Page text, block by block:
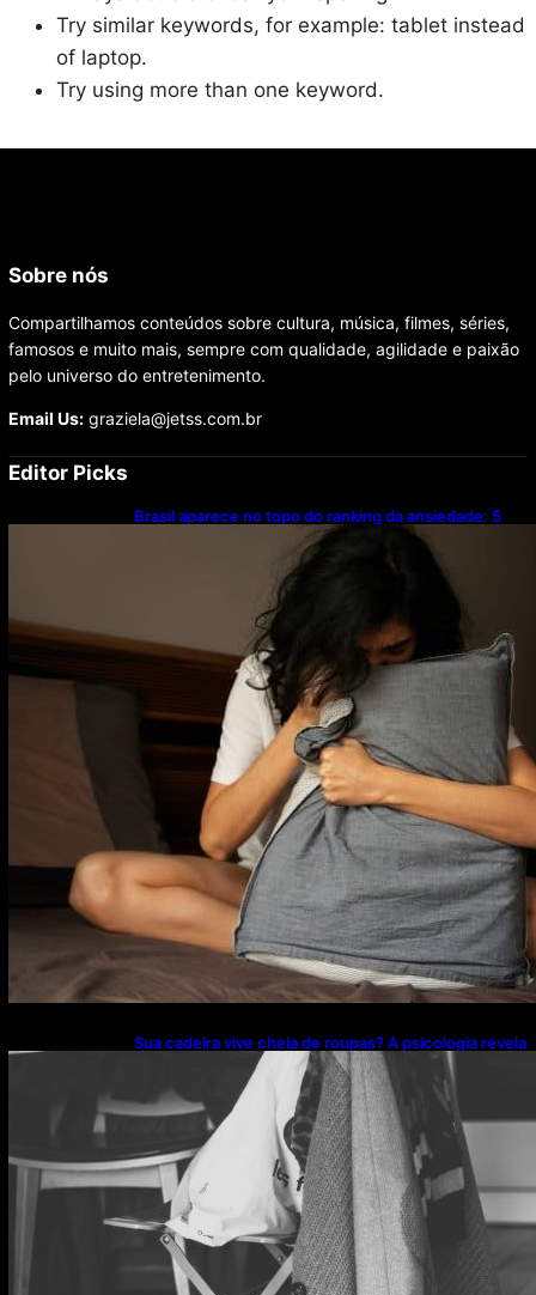
Try similar keywords, for example: tablet instead
of laptop.
Try using more than one keyword.
Sobre nós
Compartilhamos conteúdos sobre cultura, música, filmes, séries,
famosos e muito mais, sempre com qualidade, agilidade e paixão
pelo universo do entretenimento.
Email Us: graziela@jetss.com.br
Editor Picks
Brasil aparece no topo do ranking da ansiedade: 5
hábitos simples podem ajudar a evitar o problema
Sua cadeira vive cheia de roupas? A psicologia revela
o que esse hábito pode estar escondendo